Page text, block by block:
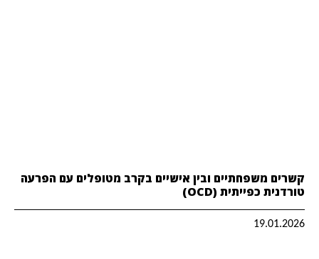
קשרים משפחתיים ובין אישיים בקרב מטופלים עם הפרעה
טורדנית כפייתית (OCD)
19.01.2026